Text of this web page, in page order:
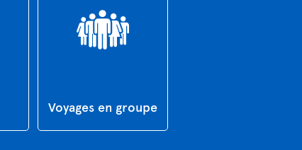
Voyages en groupe